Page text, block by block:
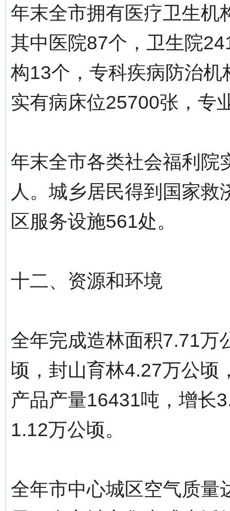
年末全市拥有医疗卫生机
其中医院87个，卫生院
构13个，专科疾病防治
实有病床位25700张，专
年末全市各类社会福利院
人。城乡居民得到国家
区服务设施561处。
十二、资源和环境
全年完成造林面积7.71万
顷，封山育林4.27万公顷
产品产量16431吨，增长
1.12万公顷。
全年市中心城区空气质量